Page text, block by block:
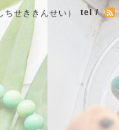
ちせききんせい） tel /